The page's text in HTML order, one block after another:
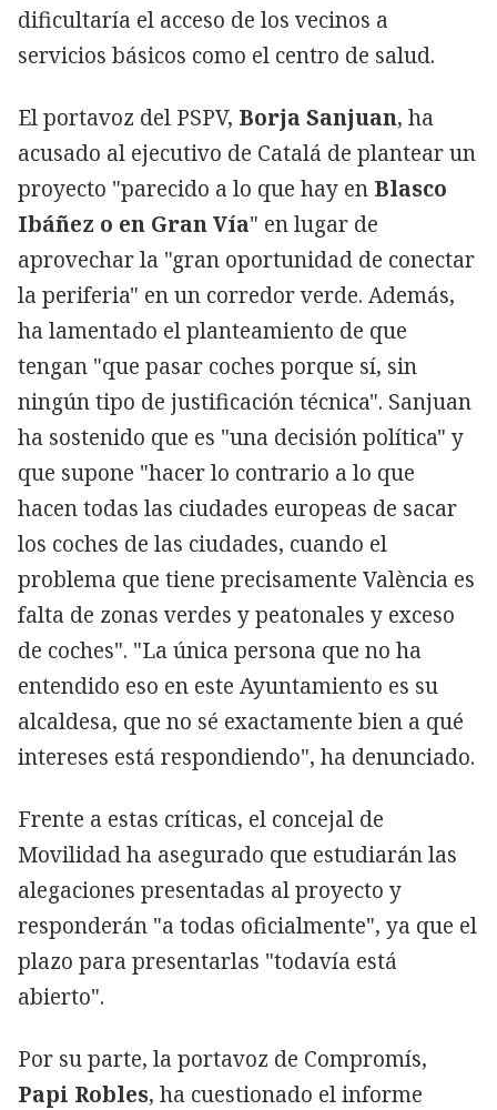
dificultaría el acceso de los vecinos a
servicios básicos como el centro de salud.
El portavoz del PSPV, Borja Sanjuan, ha
acusado al ejecutivo de Catalá de plantear un
proyecto "parecido a lo que hay en Blasco
Ibáñez o en Gran Vía" en lugar de
aprovechar la "gran oportunidad de conectar
la periferia" en un corredor verde. Además,
ha lamentado el planteamiento de que
tengan "que pasar coches porque sí, sin
ningún tipo de justificación técnica". Sanjuan
ha sostenido que es "una decisión política" y
que supone "hacer lo contrario a lo que
hacen todas las ciudades europeas de sacar
los coches de las ciudades, cuando el
problema que tiene precisamente València es
falta de zonas verdes y peatonales y exceso
de coches". "La única persona que no ha
entendido eso en este Ayuntamiento es su
alcaldesa, que no sé exactamente bien a qué
intereses está respondiendo", ha denunciado.
Frente a estas críticas, el concejal de
Movilidad ha asegurado que estudiarán las
alegaciones presentadas al proyecto y
responderán "a todas oficialmente", ya que el
plazo para presentarlas "todavía está
abierto".
Por su parte, la portavoz de Compromís,
Papi Robles, ha cuestionado el informe